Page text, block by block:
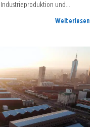
und…
Weiterlesen